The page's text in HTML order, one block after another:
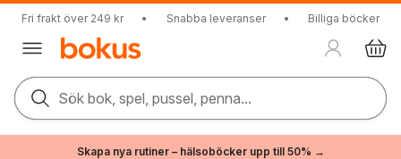
Fri frakt över 249 kr • Snabba leveranser • Billiga böcker
Sök bok, spel, pussel, penna...
Skapa nya rutiner – hälsoböcker upp till 50% →